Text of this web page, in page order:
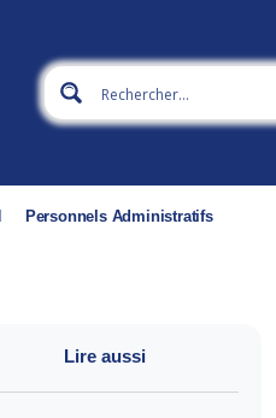
Personnels Administratifs
Lire aussi